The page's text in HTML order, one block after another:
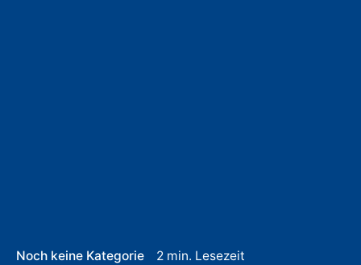
Noch keine Kategorie 2 min. Lesezeit